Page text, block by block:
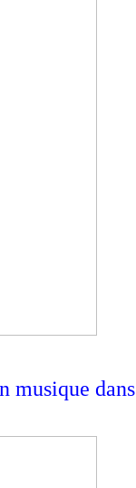
musique dans